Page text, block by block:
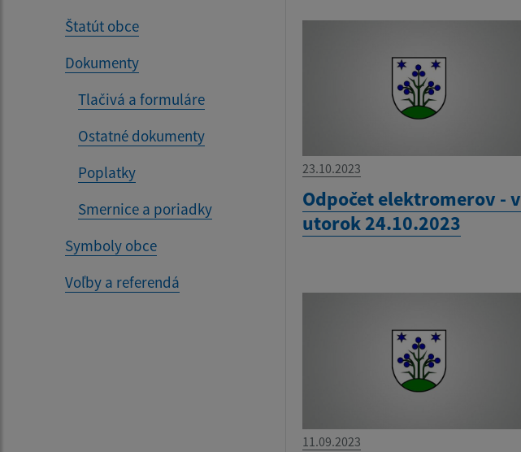
Štatút obce
Dokumenty
Tlačivá a formuláre
Ostatné dokumenty
Poplatky
Smernice a poriadky
Symboly obce
Voľby a referendá
23.10.2023
Odpočet elektromerov - v
utorok 24.10.2023
11.09.2023